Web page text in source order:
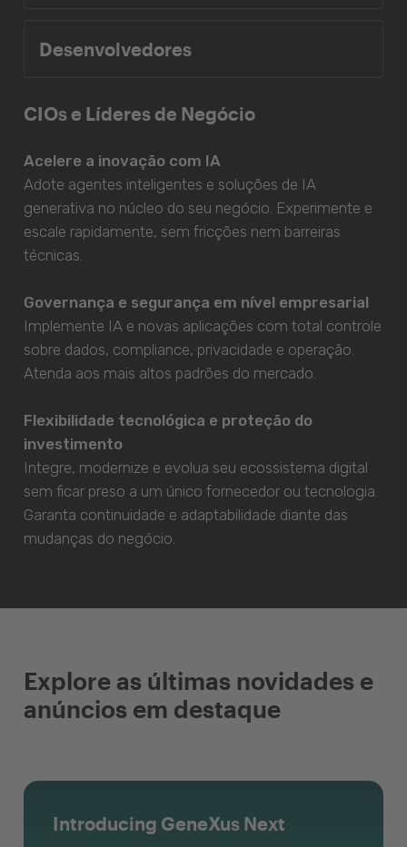
Desenvolvedores
CIOs e Líderes de Negócio
Acelere a inovação com IA
Adote agentes inteligentes e soluções de IA
generativa no núcleo do seu negócio. Experimente e
escale rapidamente, sem fricções nem barreiras
técnicas.
Governança e segurança em nível empresarial
Implemente IA e novas aplicações com total controle
sobre dados, compliance, privacidade e operação.
Atenda aos mais altos padrões do mercado.
Flexibilidade tecnológica e proteção do
investimento
Integre, modernize e evolua seu ecossistema digital
sem ficar preso a um único fornecedor ou tecnologia.
Garanta continuidade e adaptabilidade diante das
mudanças do negócio.
Explore as últimas novidades e
anúncios em destaque
Introducing GeneXus Next